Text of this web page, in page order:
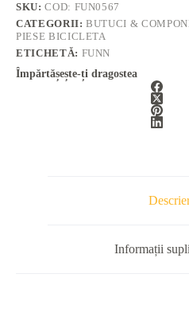
SKU:COD: FUN0567
CATEGORII:BUTUCI &
PIESE BICICLETA
ETICHETĂ: FUNN
Împărtășește-ți dragostea
Informații